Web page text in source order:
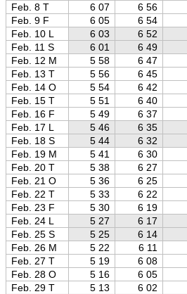
Feb. 8 T
6 07 6 56
Feb. 9 F
6 05 6 54
Feb. 10 L
6 03 6 52
Feb. 11 S
6 01 6 49
Feb. 12 M
5 58 6 47
Feb. 13 T
5 56 6 45
Feb. 14 O
5 54 6 42
Feb. 15 T
5 51 6 40
Feb. 16 F
5 49 6 37
Feb. 17 L
5 46 6 35
Feb. 18 S
5 44 6 32
Feb. 19 M
5 41 6 30
Feb. 20 T
5 38 6 27
Feb. 21 O
5 36 6 25
Feb. 22 T
5 33 6 22
Feb. 23 F
5 30 6 19
Feb. 24 L
5 27 6 17
Feb. 25 S
5 25 6 14
Feb. 26 M
5 22 6 11
Feb. 27 T
5 19 6 08
Feb. 28 O
5 16 6 05
Feb. 29 T
5 13 6 02